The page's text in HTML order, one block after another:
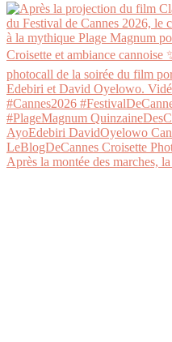
Après la montée des marches,